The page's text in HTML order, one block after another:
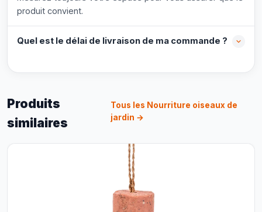
produit convient.
Quel est le délai de livraison de ma commande ?
Produits
similaires
Tous les Nourriture oiseaux de
jardin →